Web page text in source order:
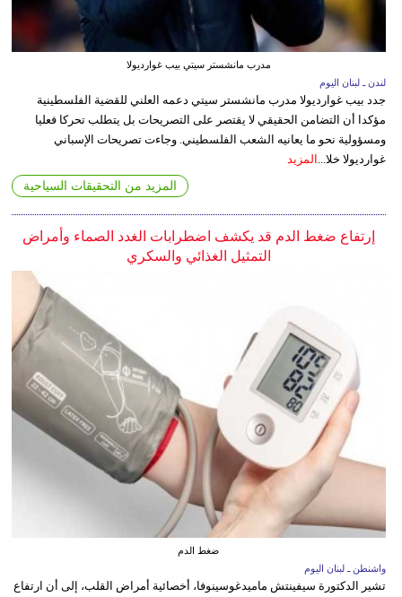
مدرب مانشستر سيتي بيب غوارديولا
لندن ـ لبنان اليوم
جدد بيب غوارديولا مدرب مانشستر سيتي دعمه العلني للقضية الفلسطينية
مؤكدا أن التضامن الحقيقي لا يقتصر على التصريحات بل يتطلب تحركا فعليا
ومسؤولية نحو ما يعانيه الشعب الفلسطيني. وجاءت تصريحات الإسباني
غوارديولا خلا... المزيد
المزيد من التحقيقات السياحية
إرتفاع ضغط الدم قد يكشف اضطرابات الغدد الصماء وأمراض
التمثيل الغذائي والسكري
ضغط الدم
واشنطن ـ لبنان اليوم
تشير الدكتورة سيفينتش ماميدغوسينوفا، أخصائية أمراض القلب، إلى أن ارتفاع